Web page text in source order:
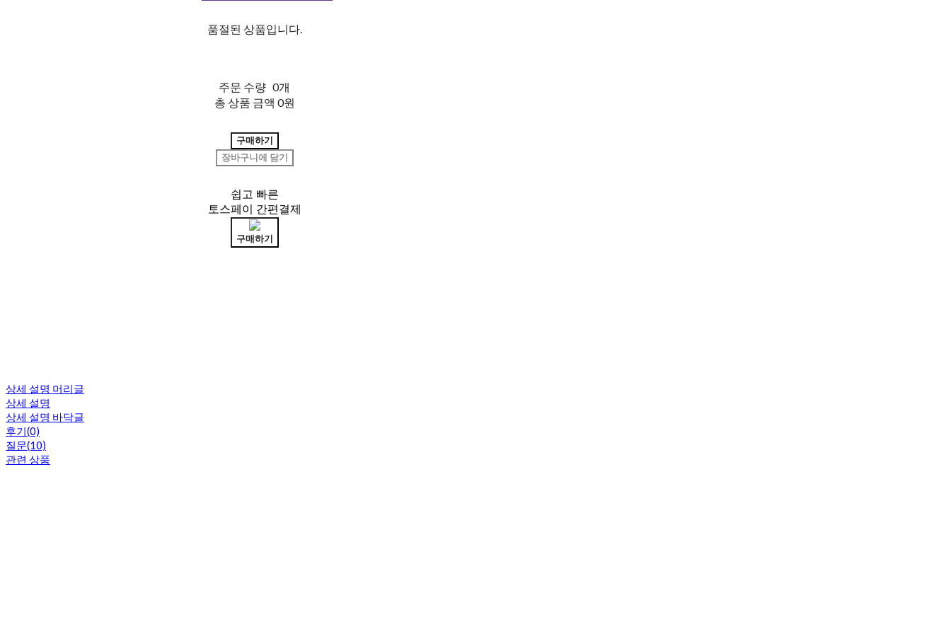
품절된 상품입니다.
주문 수량 0개
총 상품 금액 0원
구매하기
장바구니에 담기
쉽고 빠른
토스페이 간편결제
구매하기
상세 설명 머리글
상세 설명
상세 설명 바닥글
후기(0)
질문(10)
관련 상품